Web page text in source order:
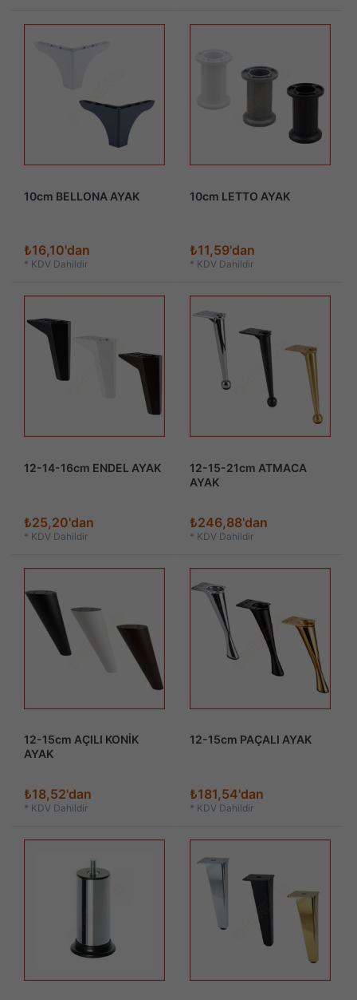
10cm BELLONA AYAK
₺16,10'dan
* KDV Dahildir
10cm LETTO AYAK
₺11,59'dan
* KDV Dahildir
12-14-16cm ENDEL AYAK
₺25,20'dan
* KDV Dahildir
12-15-21cm ATMACA
AYAK
₺246,88'dan
* KDV Dahildir
12-15cm AÇILI KONİK
AYAK
₺18,52'dan
* KDV Dahildir
12-15cm PAÇALI AYAK
₺181,54'dan
* KDV Dahildir